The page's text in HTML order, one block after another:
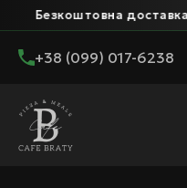
Безкоштовна
+38 (099) 017-6238
Головна / Тарілка для